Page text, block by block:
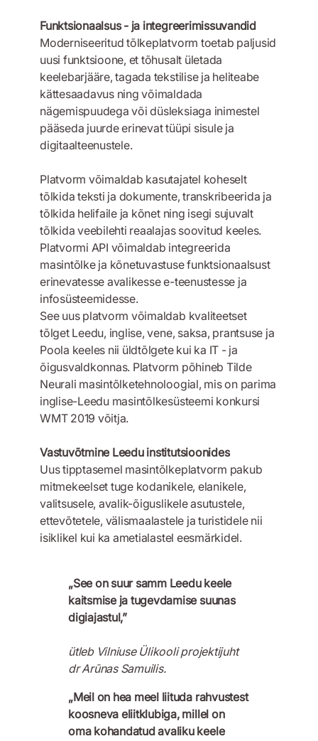
Funktsionaalsus - ja integreerimissuvandid
Moderniseeritud tõlkeplatvorm toetab paljusid
uusi funktsioone, et tõhusalt ületada
keelebarjääre, tagada tekstilise ja heliteabe
kättesaadavus ning võimaldada
nägemispuudega või düsleksiaga inimestel
pääseda juurde erinevat tüüpi sisule ja
digitaalteenustele.
Platvorm võimaldab kasutajatel koheselt
tõlkida teksti ja dokumente, transkribeerida ja
tõlkida helifaile ja kõnet ning isegi sujuvalt
tõlkida veebilehti reaalajas soovitud keeles.
Platvormi API võimaldab integreerida
masintõlke ja kõnetuvastuse funktsionaalsust
erinevatesse avalikesse e-teenustesse ja
infosüsteemidesse.
See uus platvorm võimaldab kvaliteetset
tõlget Leedu, inglise, vene, saksa, prantsuse ja
Poola keeles nii üldtõlgete kui ka IT - ja
õigusvaldkonnas. Platvorm põhineb Tilde
Neurali masintõlketehnoloogial, mis on parima
inglise-Leedu masintõlkesüsteemi konkursi
WMT 2019 võitja.
Vastuvõtmine Leedu institutsioonides
Uus tipptasemel masintõlkeplatvorm pakub
mitmekeelset tuge kodanikele, elanikele,
valitsusele, avalik-õiguslikele asutustele,
ettevõtetele, välismaalastele ja turistidele nii
isiklikel kui ka ametialastel eesmärkidel.
„See on suur samm Leedu keele
kaitsmise ja tugevdamise suunas
digiajastul,”
ütleb Vilniuse Ülikooli projektijuht
dr Arūnas Samuilis.
„Meil on hea meel liituda rahvustest
koosneva eliitklubiga, millel on
oma kohandatud avaliku keele